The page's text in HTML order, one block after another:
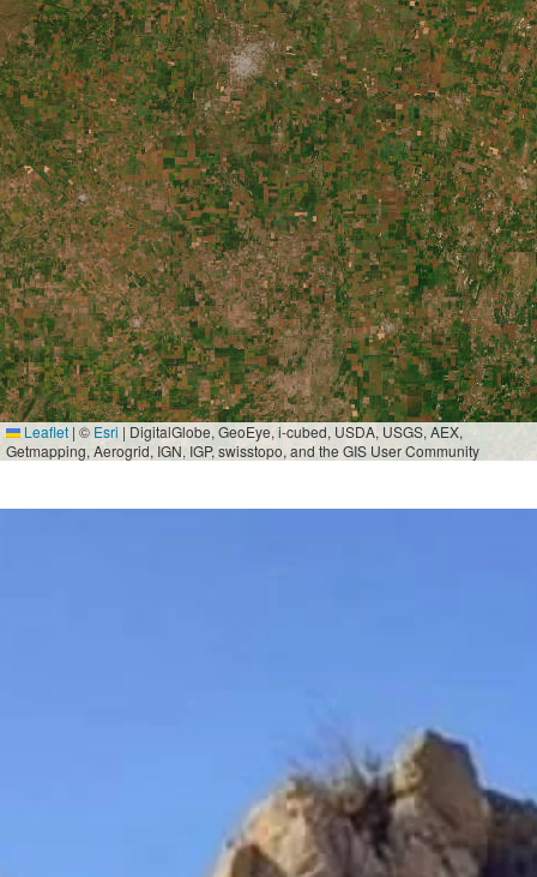
Leaflet | © Esri | DigitalGlobe, GeoEye, i-cubed, USDA, USGS, AEX,
Getmapping, Aerogrid, IGN, IGP, swisstopo, and the GIS User Community